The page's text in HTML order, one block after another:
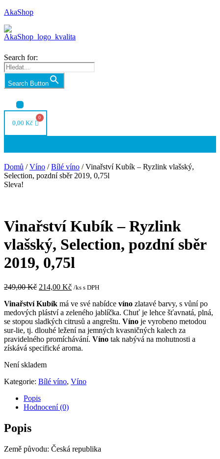
AkaShop
Search for:
Search Button
Nabídka
0,00 Kč
Domů /Víno /Bílé víno / Vinařství Kubík – Ryzlink vlašský,
Selection, pozdní sběr 2019, 0,75l
Sleva!
Vinařství Kubík – Ryzlink
vlašský, Selection, pozdní sběr
2019, 0,75l
249,00Kč Původní
byla:
249,00 Kč.
214,00 KčAktuální
je:
214,00 Kč.
/ks s DPH
Vinařství Kubík má ve své nabídce víno zlatavé barvy, s vůní po
medových pláství a zeleného jablíčka. Chuť je lehce šťavnatá, plná,
se stopou sladkých citrusů a angreštu. Víno je vyrobeno metodou
sur-lie, tj. dlouhé ležení na jemných kvasničných kalech za
pravidelného promíchávání. Víno tak nabývá na mohutnosti a
získává specifické aroma.
Není skladem
Kategorie: Bílé víno, Víno
Popis
Hodnocení (0)
Popis
Země původu: Česká republika